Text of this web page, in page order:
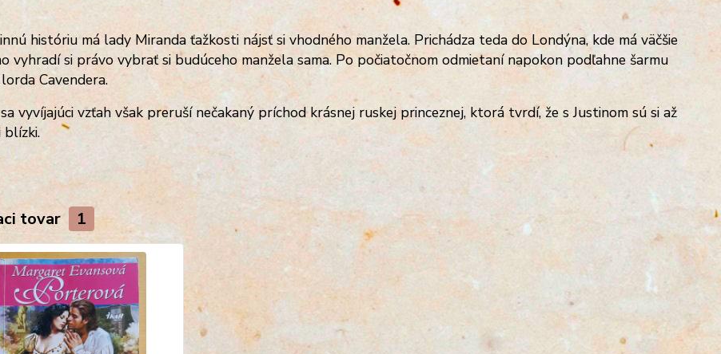
históriu má lady Miranda ťažkosti nájsť si vhodného manžela. Prichádza teda do Londýna, kde má väčšie
vyhradí si právo vybrať si budúceho manžela sama. Po počiatočnom odmietaní napokon podľahne šarmu
Cavendera.
vyvíjajúci vzťah však preruší nečakaný príchod krásnej ruskej princeznej, ktorá tvrdí, že s Justinom sú si až
blízki.
tovar 1